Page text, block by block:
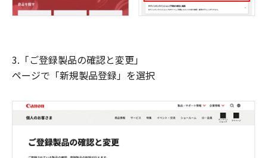
3.「ご登録製品の確認と変更」
ページで「新規製品登録」を選択